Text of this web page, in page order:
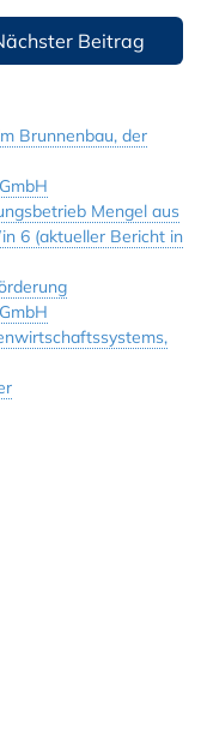
Beitrag
Brunnenbau, der
Mengel aus
6 (aktueller Bericht in